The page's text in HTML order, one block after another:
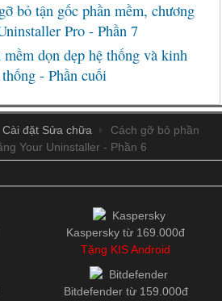
bỏ tận gốc phần mềm, chương
Pro - Phần 7
mềm dọn dẹp hệ thống và kinh
- Phần cuối
Cài đặt Sửa chữa
Cách gỡ bỏ phần
Your Uninstaller - Phần 6
Kaspersky từ 169.000đ
Tặng KIS Android
Bitdefender từ 159.000đ